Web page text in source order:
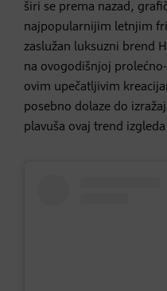
širi se prema nazad,
najpopularnijim letnjim
zaslužan luksuzni brend
na ovogodišnjoj
ovim upečatljivim
posebno dolaze do
plavuša ovaj trend